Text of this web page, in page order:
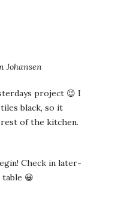
Johansen
project 😉 I
black, so it
of the kitchen.
Check in later-
table 😀